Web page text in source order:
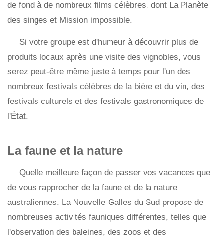
de fond à de nombreux films célèbres, dont La Planète
des singes et Mission impossible.
Si votre groupe est d'humeur à découvrir plus de
produits locaux après une visite des vignobles, vous
serez peut-être même juste à temps pour l'un des
nombreux festivals célèbres de la bière et du vin, des
festivals culturels et des festivals gastronomiques de
l'État.
La faune et la nature
Quelle meilleure façon de passer vos vacances que
de vous rapprocher de la faune et de la nature
australiennes. La Nouvelle-Galles du Sud propose de
nombreuses activités fauniques différentes, telles que
l'observation des baleines, des zoos et des